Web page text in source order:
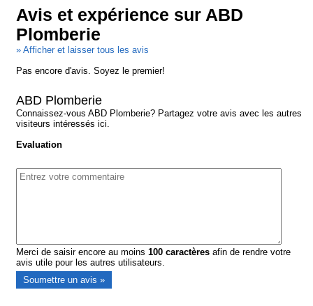
Avis et expérience sur ABD
Plomberie
» Afficher et laisser tous les avis
Pas encore d'avis. Soyez le premier!
ABD Plomberie
Connaissez-vous ABD Plomberie? Partagez votre avis avec les autres
visiteurs intéressés ici.
Evaluation
Merci de saisir encore au moins100 caractères afin de rendre votre
avis utile pour les autres utilisateurs.